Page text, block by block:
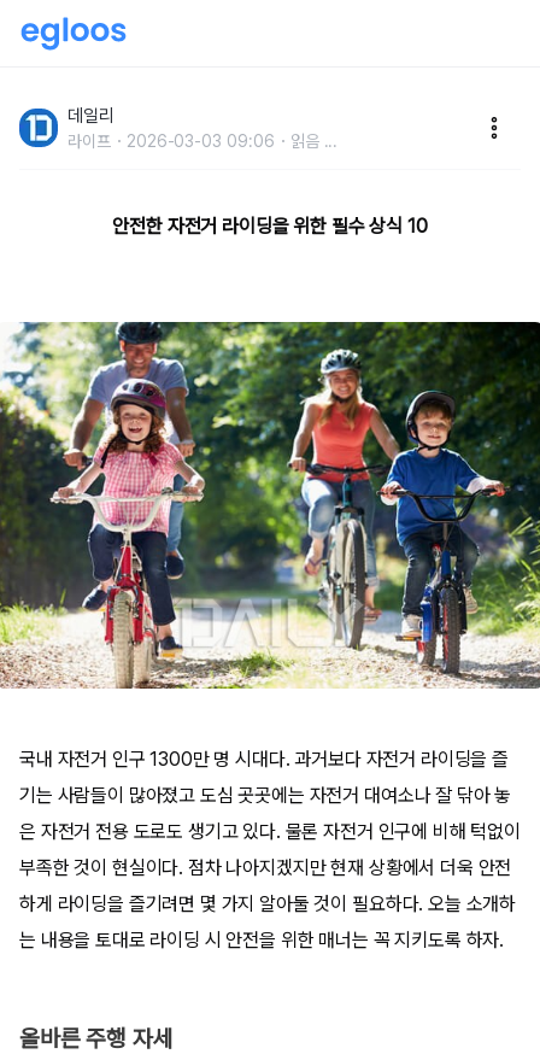
데일리
라이프 2026-03-03 09:06 읽음 ...
안전한 자전거 라이딩을 위한 필수 상식 10
국내 자전거 인구 1300만 명 시대다. 과거보다 자전거 라이딩을 즐
기는 사람들이 많아졌고 도심 곳곳에는 자전거 대여소나 잘 닦아 놓
은 자전거 전용 도로도 생기고 있다. 물론 자전거 인구에 비해 턱없이
부족한 것이 현실이다. 점차 나아지겠지만 현재 상황에서 더욱 안전
하게 라이딩을 즐기려면 몇 가지 알아둘 것이 필요하다. 오늘 소개하
는 내용을 토대로 라이딩 시 안전을 위한 매너는 꼭 지키도록 하자.
올바른 주행 자세